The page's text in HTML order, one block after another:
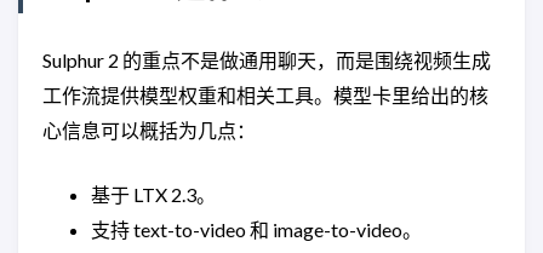
Sulphur 2 的重点不是做通用聊天，而是围绕视频生成
工作流提供模型权重和相关工具。模型卡里给出的核
心信息可以概括为几点：
基于 LTX 2.3。
支持 text-to-video 和 image-to-video。